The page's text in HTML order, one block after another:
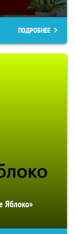
ПОДРОБНЕЕ
Яблоко»